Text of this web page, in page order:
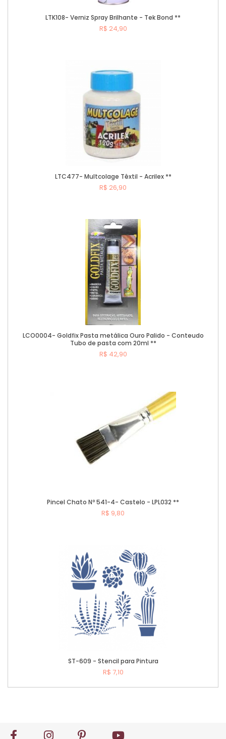
LTK108- Verniz Spray Brilhante - Tek Bond **
R$ 24,90
LTC477- Multcolage Têxtil - Acrilex **
R$ 26,90
LCO0004- Goldfix Pasta metálica Ouro Palido - Conteudo
Tubo de pasta com 20ml **
R$ 42,90
Pincel Chato Nº 541-4- Castelo - LPL032 **
R$ 9,80
ST-609 - Stencil para Pintura
R$ 7,10